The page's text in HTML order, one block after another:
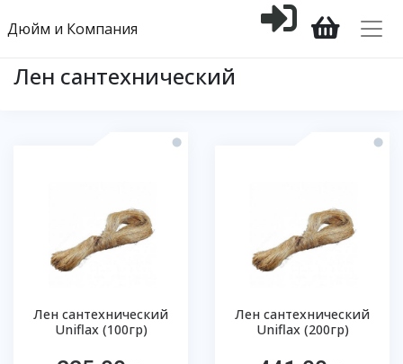
Дюйм и Компания
Лен сантехнический
Лен сантехнический
Uniflax (100гр)
Лен сантехнический
Uniflax (200гр)